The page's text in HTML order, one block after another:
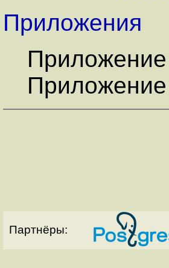
Приложения
Партнёры: